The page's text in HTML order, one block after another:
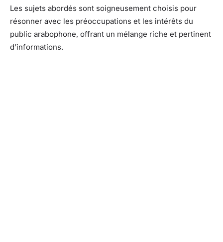
Les sujets abordés sont soigneusement choisis pour
résonner avec les préoccupations et les intérêts du
public arabophone, offrant un mélange riche et pertinent
d’informations.